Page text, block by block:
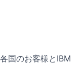
国のお客様とIBM